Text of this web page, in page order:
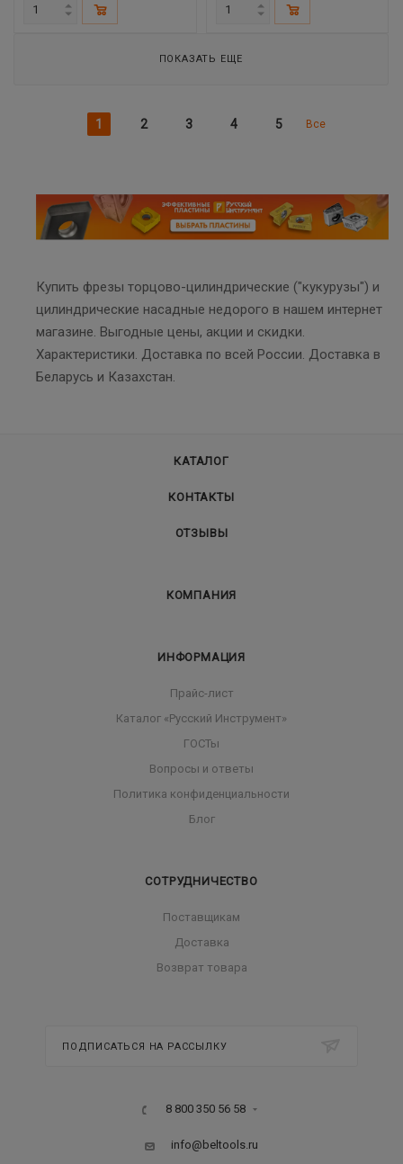
ПОКАЗАТЬ ЕЩЕ
1 2 3 4 5 Все
Купить фрезы торцово-цилиндрические ("кукурузы") и
цилиндрические насадные недорого в нашем интернет
магазине. Выгодные цены, акции и скидки.
Характеристики. Доставка по всей России. Доставка в
Беларусь и Казахстан.
КАТАЛОГ
КОНТАКТЫ
ОТЗЫВЫ
КОМПАНИЯ
ИНФОРМАЦИЯ
Прайс-лист
Каталог «Русский Инструмент»
ГОСТы
Вопросы и ответы
Политика конфиденциальности
Блог
СОТРУДНИЧЕСТВО
Поставщикам
Доставка
Возврат товара
ПОДПИСАТЬСЯ НА РАССЫЛКУ
8 800 350 56 58
info@beltools.ru